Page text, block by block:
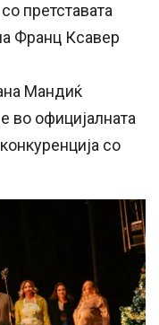
претставата
Франц Ксавер
Мандиќ
во официјалната
со